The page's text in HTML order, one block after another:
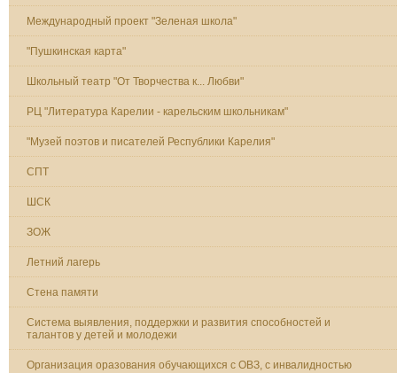
Международный проект "Зеленая школа"
"Пушкинская карта"
Школьный театр "От Творчества к... Любви"
РЦ "Литература Карелии - карельским школьникам"
"Музей поэтов и писателей Республики Карелия"
СПТ
ШСК
ЗОЖ
Летний лагерь
Стена памяти
Система выявления, поддержки и развития способностей и
талантов у детей и молодежи
Организация оразования обучающихся с ОВЗ, с инвалидностью